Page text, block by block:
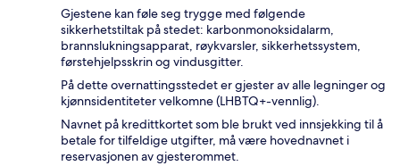
Gjestene kan føle seg trygge med følgende
sikkerhetstiltak på stedet: karbonmonoksidalarm,
brannslukningsapparat, røykvarsler, sikkerhetssystem,
førstehjelpsskrin og vindusgitter.
På dette overnattingsstedet er gjester av alle legninger og
kjønnsidentiteter velkomne (LHBTQ+-vennlig).
Navnet på kredittkortet som ble brukt ved innsjekking til å
betale for tilfeldige utgifter, må være hovednavnet i
reservasjonen av gjesterommet.